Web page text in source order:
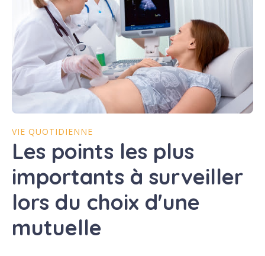
VIE QUOTIDIENNE
Les points les plus
importants à surveiller
lors du choix d'une
mutuelle